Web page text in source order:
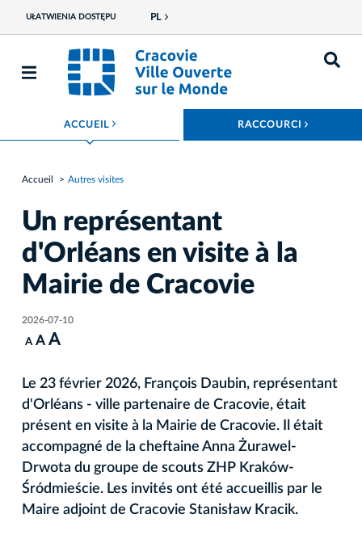
UŁATWIENIA DOSTĘPU PL
ACCUEILROZWIŃ MENU RACCOURCI
Accueil Autres visites
Un représentant
d'Orléans en visite à la
Mairie de Cracovie
2026-07-10
A A A
Le 23 février 2026, François Daubin, représentant
d'Orléans - ville partenaire de Cracovie, était
présent en visite à la Mairie de Cracovie. Il était
accompagné de la cheftaine Anna Żurawel-
Drwota du groupe de scouts ZHP Kraków-
Śródmieście. Les invités ont été accueillis par le
Maire adjoint de Cracovie Stanisław Kracik.